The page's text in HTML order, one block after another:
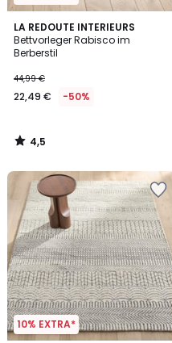
LA REDOUTE INTERIEURS
Bettvorleger Rabisco im
Berberstil
44,99 €
22,49 € -50%
4,5
/ 5
4,5
/
10% EXTRA*